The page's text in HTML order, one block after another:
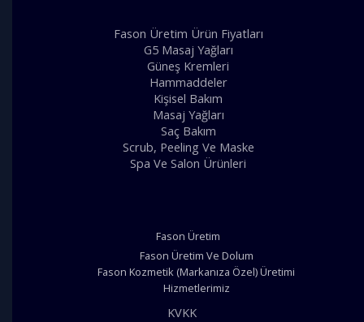
Fason Üretim Ürün Fiyatları
G5 Masaj Yağları
Güneş Kremleri
Hammaddeler
Kişisel Bakım
Masaj Yağları
Saç Bakım
Scrub, Peeling Ve Maske
Spa Ve Salon Ürünleri
Fason Üretim
Fason Üretim Ve Dolum
Fason Kozmetik (Markanıza Özel) Üretimi
Hizmetlerimiz
KVKK